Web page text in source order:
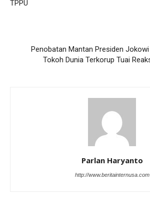
TPPU
Penobatan Mantan Presiden
Tokoh Dunia Terkorup Tuai
Parlan Haryanto
http://www.beritainternusa.com